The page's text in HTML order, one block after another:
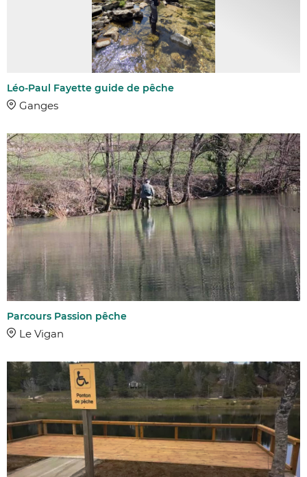
Léo-Paul Fayette guide de pêche
Ganges
Parcours Passion pêche
Le Vigan